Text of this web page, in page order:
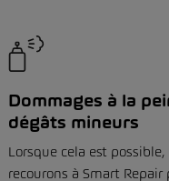
Dommages à la
dégâts mineurs
Lorsque cela est possible,
recourons à Smart Repair